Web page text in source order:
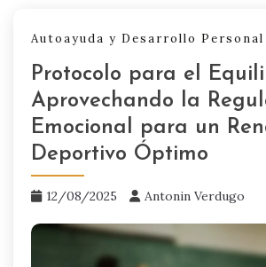
Autoayuda y Desarrollo Personal
Protocolo para el
Aprovechando la
Emocional para un
Deportivo Óptimo
12/08/2025 Antonin Verdugo